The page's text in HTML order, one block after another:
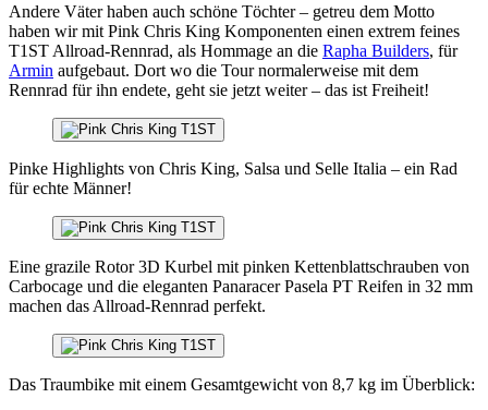
Andere Väter haben auch schöne Töchter – getreu dem Motto
haben wir mit Pink Chris King Komponenten einen extrem feines
T1ST Allroad-Rennrad, als Hommage an die Rapha Builders, für
Armin aufgebaut. Dort wo die Tour normalerweise mit dem
Rennrad für ihn endete, geht sie jetzt weiter – das ist Freiheit!
Pinke Highlights von Chris King, Salsa und Selle Italia – ein Rad
für echte Männer!
Eine grazile Rotor 3D Kurbel mit pinken Kettenblattschrauben von
Carbocage und die eleganten Panaracer Pasela PT Reifen in 32 mm
machen das Allroad-Rennrad perfekt.
Das Traumbike mit einem Gesamtgewicht von 8,7 kg im Überblick: